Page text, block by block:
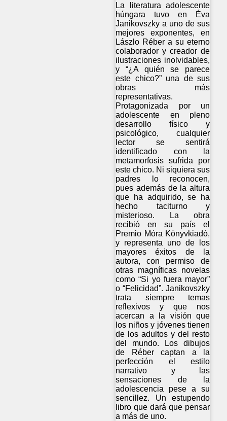
La literatura adolescente
húngara tuvo en Éva
Janikovszky a uno de sus
mejores exponentes, en
Lászlo Réber a su eterno
colaborador y creador de
ilustraciones inolvidables,
y “¿A quién se parece
este chico?” una de sus
obras más
representativas.
Protagonizada por un
adolescente en pleno
desarrollo físico y
psicológico, cualquier
lector se sentirá
identificado con la
metamorfosis sufrida por
este chico. Ni siquiera sus
padres lo reconocen,
pues además de la altura
que ha adquirido, se ha
hecho taciturno y
misterioso. La obra
recibió en su país el
Premio Móra Könyvkiadó,
y representa uno de los
mayores éxitos de la
autora, con permiso de
otras magníficas novelas
como “Si yo fuera mayor”
o “Felicidad”. Janikovszky
trata siempre temas
reflexivos y que nos
acercan a la visión que
los niños y jóvenes tienen
de los adultos y del resto
del mundo. Los dibujos
de Réber captan a la
perfección el estilo
narrativo y las
sensaciones de la
adolescencia pese a su
sencillez. Un estupendo
libro que dará que pensar
a más de uno.